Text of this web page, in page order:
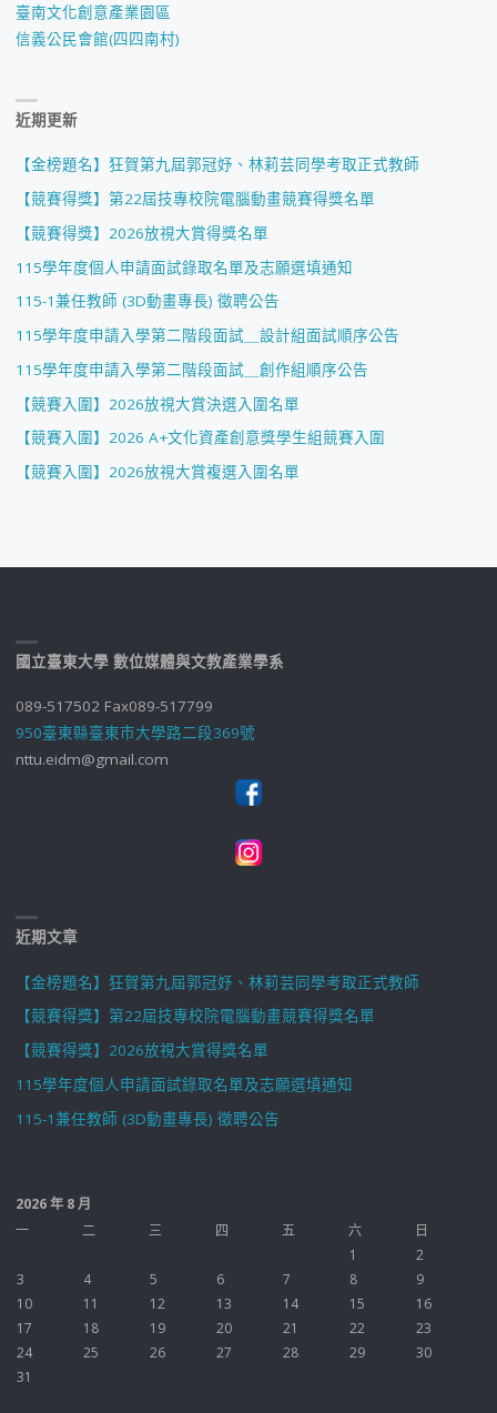
臺南文化創意產業園區
信義公民會館(四四南村)
近期更新
【金榜題名】狂賀第九屆郭冠妤、林莉芸同學考取正式教師
【競賽得獎】第22屆技專校院電腦動畫競賽得獎名單
【競賽得獎】2026放視大賞得獎名單
115學年度個人申請面試錄取名單及志願選填通知
115-1兼任教師 (3D動畫專長) 徵聘公告
115學年度申請入學第二階段面試＿設計組面試順序公告
115學年度申請入學第二階段面試＿創作組順序公告
【競賽入圍】2026放視大賞決選入圍名單
【競賽入圍】2026 A+文化資產創意獎學生組競賽入圍
【競賽入圍】2026放視大賞複選入圍名單
國立臺東大學 數位媒體與文教產業學系
089-517502 Fax089-517799
950臺東縣臺東市大學路二段369號
nttu.eidm@gmail.com
近期文章
【金榜題名】狂賀第九屆郭冠妤、林莉芸同學考取正式教師
【競賽得獎】第22屆技專校院電腦動畫競賽得獎名單
【競賽得獎】2026放視大賞得獎名單
115學年度個人申請面試錄取名單及志願選填通知
115-1兼任教師 (3D動畫專長) 徵聘公告
2026 年 8 月
一
二 三 四 五 六
日
1
2
3
4 5 6 7 8
9
10
11 12 13 14 15
16
17
18 19 20 21 22
23
24
25 26 27 28 29
30
31